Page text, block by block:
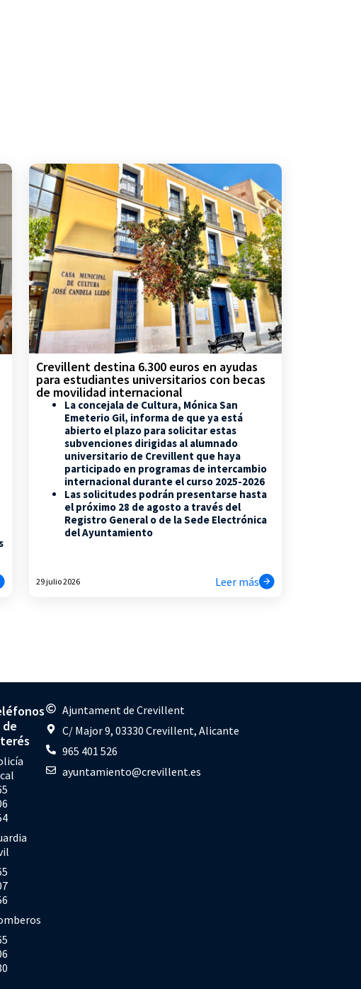
Crevillent destina 6.300 euros en ayudas
para estudiantes universitarios con becas
de movilidad internacional
La concejala de Cultura, Mónica San
Emeterio Gil, informa de que ya está
abierto el plazo para solicitar estas
subvenciones dirigidas al alumnado
universitario de Crevillent que haya
participado en programas de intercambio
internacional durante el curso 2025-2026
Las solicitudes podrán presentarse hasta
el próximo 28 de agosto a través del
Registro General o de la Sede Electrónica
del Ayuntamiento
29 julio 2026 Leer más
de
Ajuntament de Crevillent
C/ Major 9, 03330 Crevillent, Alicante
965 401 526
ayuntamiento@crevillent.es